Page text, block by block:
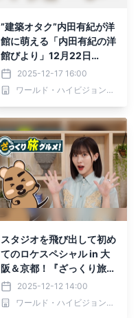
”建築オタク”内田有紀が洋
館に萌える「内田有紀の洋
館びより」12月22日
（月）よる8時～ BS12 ト
ゥエルビで全国無料放送
2025-12-17 16:00
ワールド・ハイビジョン・チャンネル株式会社
スタジオを飛び出して初め
てのロケスペシャル in 大
阪＆京都！『ざっくり旅グ
ルメ』12月14日（日）、2
1日（日）夕方6時～ BS12
トゥエルビで放送
2025-12-12 14:00
ワールド・ハイビジョン・チャンネル株式会社